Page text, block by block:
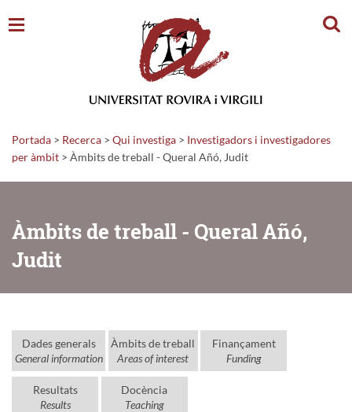
Portada > Recerca > Qui investiga > Investigadors i investigadores
per àmbit > Àmbits de treball - Queral Añó, Judit
Àmbits de treball - Queral Añó,
Judit
Dades generals
General information
Àmbits de treball
Areas of interest
Finançament
Funding
Resultats
Results
Docència
Teaching